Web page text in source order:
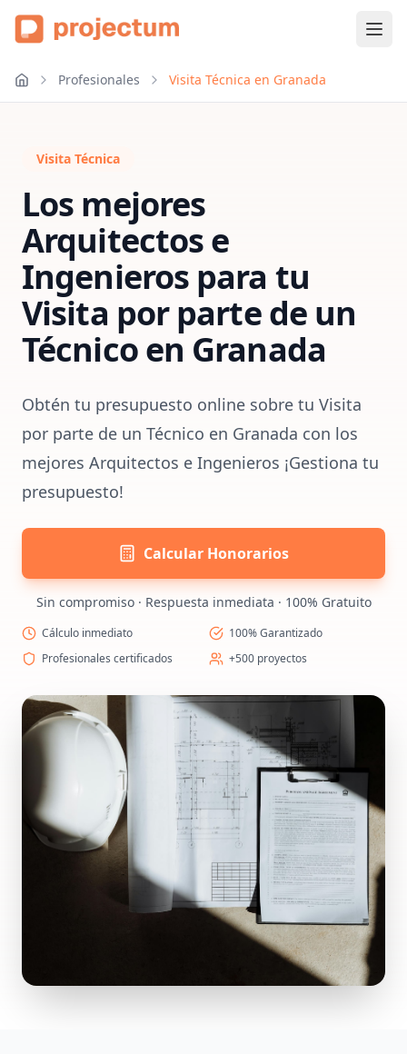
Profesionales Visita Técnica en Granada
Visita Técnica
Los mejores
Arquitectos e
Ingenieros para tu
Visita por parte de un
Técnicoen Granada
Obtén tu presupuesto online sobre tu Visita
por parte de un Técnico en Granada con los
mejores Arquitectos e Ingenieros ¡Gestiona tu
presupuesto!
Calcular Honorarios
Sin compromiso · Respuesta inmediata · 100% Gratuito
Cálculo inmediato
100% Garantizado
Profesionales certificados
+500 proyectos